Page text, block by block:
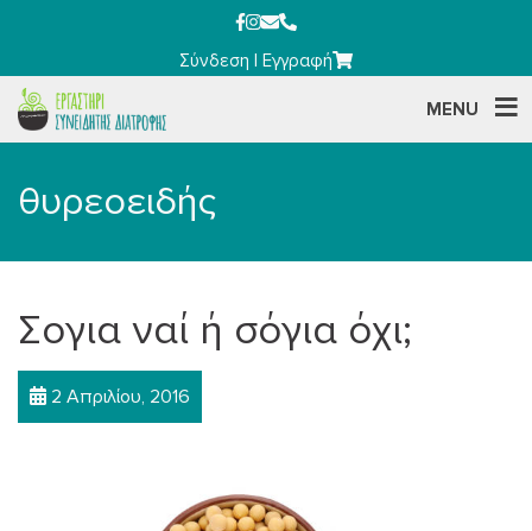
Σύνδεση |Εγγραφή
MENU
θυρεοειδής
Σογια ναί ή σόγια όχι;
2 Απριλίου, 2016